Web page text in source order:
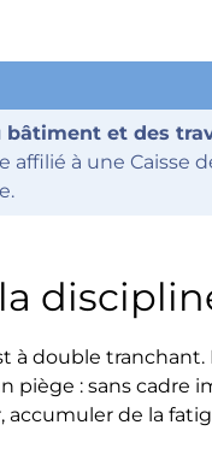
bâtiment et des
à une Caisse
à double tranchant.
: sans cadre
de la